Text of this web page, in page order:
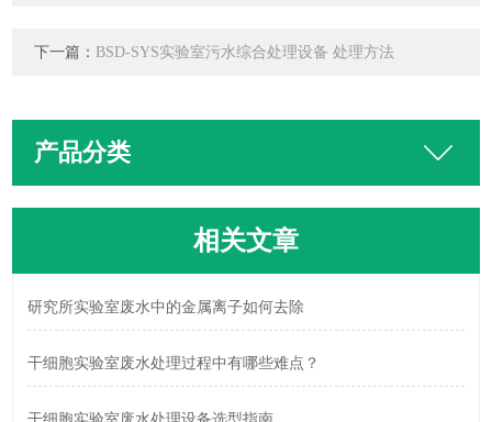
下一篇： BSD-SYS实验室污水综合处理设备 处理方法
产品分类
相关文章
研究所实验室废水中的金属离子如何去除
干细胞实验室废水处理过程中有哪些难点？